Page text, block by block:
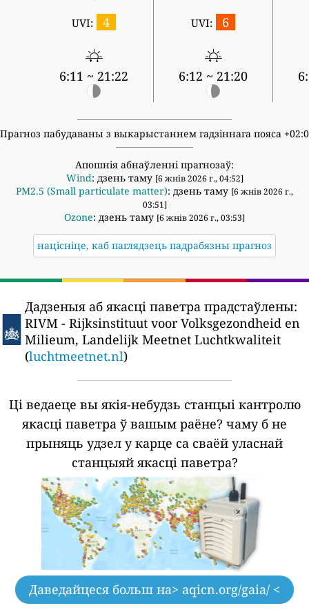
UVI: 4
6:11 ~ 21:22
UVI: 6
6:12 ~ 21:20
Прагноз пабудаваны з выкарыстаннем гадзіннага пояса
Апошнія абнаўленні прагнозаў:
Wind: дзень таму [6 жнів 2026 г., 04:52]
PM2.5 (Small particulate matter): дзень таму [6 жнів 2026 г.,
03:51]
Ozone: дзень таму [6 жнів 2026 г., 03:53]
націсніце, каб паглядзець падрабязны прагноз
Дадзеныя аб якасці паветра прадстаўлены:
RIVM - Rijksinstituut voor Volksgezondheid en
Milieum, Landelijk Meetnet Luchtkwaliteit
(luchtmeetnet.nl)
Ці ведаеце вы якія-небудзь станцыі кантролю
якасці паветра ў вашым раёне? чаму б не
прыняць удзел у карце са сваёй уласнай
станцыяй якасці паветра?
Даведайцеся больш на> aqicn.org/gaia/ <